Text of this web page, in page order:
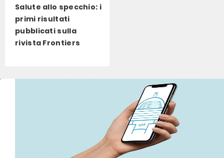
Salute allo specchio: i
primi risultati
pubblicati sulla
rivista Frontiers